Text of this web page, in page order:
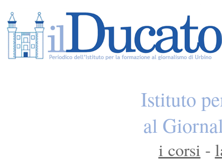
Istituto
al
i corsi -